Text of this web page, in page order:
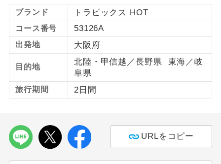
ブランド トラピックス HOT
コース番号 53126A
出発地 大阪府
目的地
北陸・甲信越／長野県 東海／岐
阜県
旅行期間 2日間
URLをコピー
加限定
スです。
1名様1室同代
金
コースです。
ご夫婦限定
ご夫婦限定でご参加いただけるコースで
す。
女性限定でご参加いただけるコースで
年齢制限あり
ご参加にあたり年齢に制限があるコース
です。
利用航空会社が指定なので、ご出発の計